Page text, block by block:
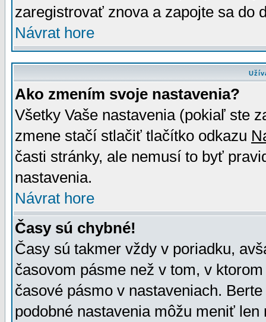
zaregistrovať znova a zapojte sa do
Návrat hore
Ako zmením svoje nastavenia?
Všetky Vaše nastavenia (pokiaľ ste
zmene stačí stlačiť tlačítko odkazu
časti stránky, ale nemusí to byť
nastavenia.
Návrat hore
Časy sú chybné!
Časy sú takmer vždy v poriadku,
časovom pásme než v tom, v
časové pásmo v nastaveniach.
podobné nastavenia môžu meniť